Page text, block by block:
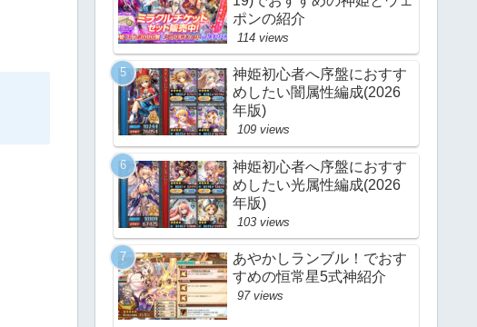
ポンの紹介
114 views
神姫初心者へ序盤におすす
めしたい闇属性編成(2026
年版)
109 views
神姫初心者へ序盤におすす
めしたい光属性編成(2026
年版)
103 views
あやかしランブル！でおす
すめの恒常星5式神紹介
97 views